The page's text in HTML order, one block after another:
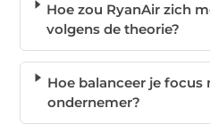
Hoe zou RyanAir zich
volgens de theorie?
Hoe balanceer je
ondernemer?